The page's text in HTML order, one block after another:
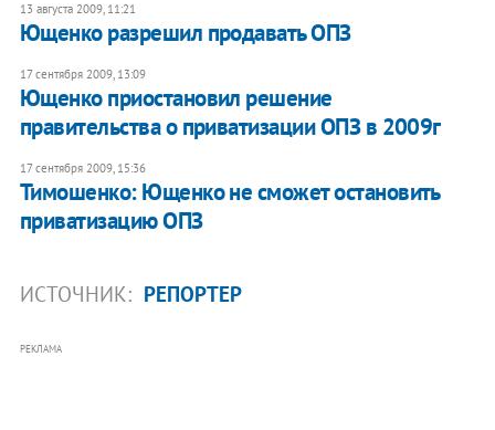
13 августа 2009, 11:21
Ющенко разрешил продавать ОПЗ
17 сентября 2009, 13:09
Ющенко приостановил решение
правительства о приватизации ОПЗ в 2009г
17 сентября 2009, 15:36
Тимошенко: Ющенко не сможет остановить
приватизацию ОПЗ
ИСТОЧНИК: РЕПОРТЕР
РЕКЛАМА